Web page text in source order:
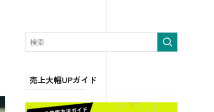
売上大幅UPガイド